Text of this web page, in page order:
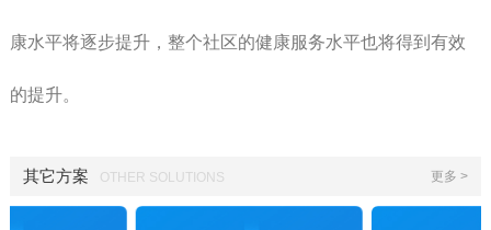
康水平将逐步提升，整个社区的健康服务水平也将得到有效
的提升。
其它方案 OTHER SOLUTIONS 更多 >